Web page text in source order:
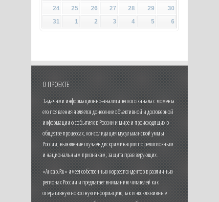
24
25 26 27 28 29
30
31
1 2 3 4 5 6
О ПРОЕКТЕ
Задачами информационно-аналитического канала с момента
его появления является донесение объективной и достоверной
информации о событиях в России и мире и происходящих в
обществе процессах, консолидация мусульманской уммы
России, выявление случаев дискриминации по религиозным
и национальным признакам, защита прав верующих.
«Ансар.Ru» имеет собственных корреспондентов в различных
регионах России и предлагает вниманию читателей как
оперативную новостную информацию, так и эксклюзивные